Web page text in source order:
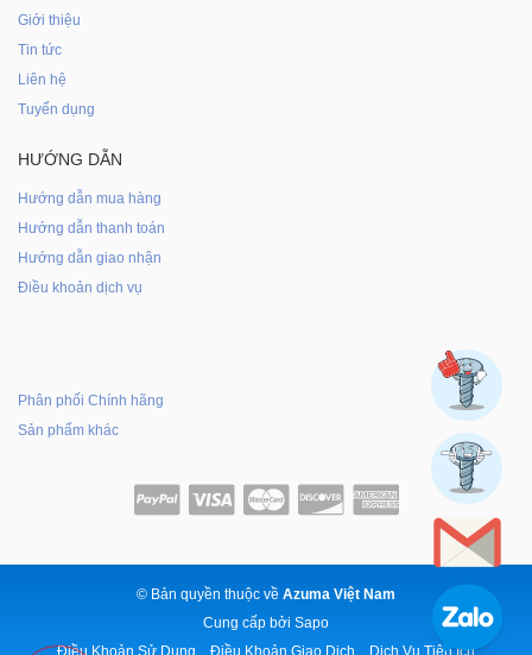
Giới thiệu
Tin tức
Liên hệ
Tuyển dụng
HƯỚNG DẪN
Hướng dẫn mua hàng
Hướng dẫn thanh toán
Hướng dẫn giao nhận
Điều khoản dịch vụ
Phân phối Chính hãng
Sản phẩm khác
© Bản quyền thuộc về Azuma Việt Nam
Cung cấp bởi Sapo
Điều Khoản Sử Dụng
Điều Khoản Giao Dịch Dịch Vụ Tiện Ích